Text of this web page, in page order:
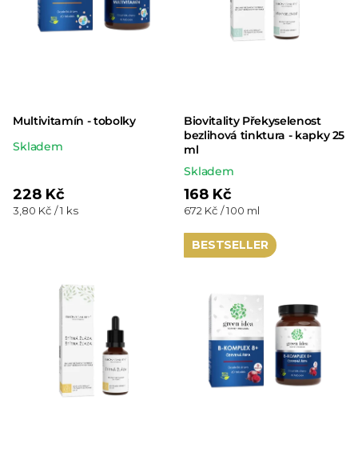
Multivitamín - tobolky
Průměrné
produktu
je
Skladem
228 Kč
Měrná
3,80 Kč / 1 ks
Biovitality Překyselenost
bezlihová tinktura - kapky 25
ml
Skladem
168 Kč
Měrná
672 Kč / 100 ml
BESTSELLER